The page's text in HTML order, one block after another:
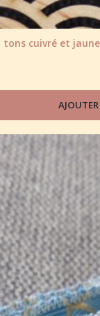
tons cuivré et
AJOUTER